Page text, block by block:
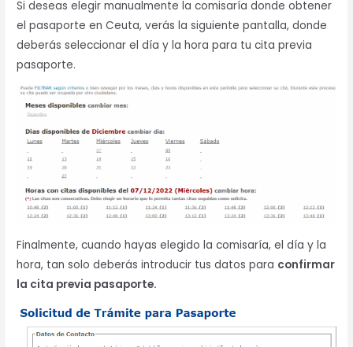
Si deseas elegir manualmente la comisaría donde obtener
el pasaporte en Ceuta, verás la siguiente pantalla, donde
deberás seleccionar el día y la hora para tu cita previa
pasaporte.
Finalmente, cuando hayas elegido la comisaría, el día y la
hora, tan solo deberás introducir tus datos para confirmar
la cita previa pasaporte.